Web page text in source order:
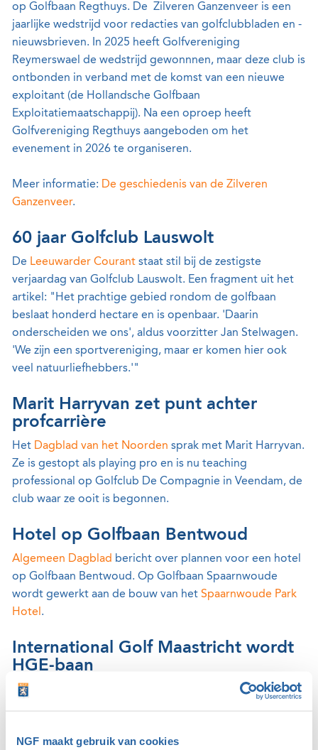
NGF maakt gebruik van cookies
op Golfbaan Regthuys. De Zilveren Ganzenveer is een
jaarlijke wedstrijd voor redacties van golfclubbladen en -
nieuwsbrieven. In 2025 heeft Golfvereniging
Reymerswael de wedstrijd gewonnnen, maar deze club is
ontbonden in verband met de komst van een nieuwe
exploitant (de Hollandsche Golfbaan
Exploitatiemaatschappij). Na een oproep heeft
Golfvereniging Regthuys aangeboden om het
evenement in 2026 te organiseren.
Meer informatie: De geschiedenis van de Zilveren
Ganzenveer.
60 jaar Golfclub Lauswolt
De Leeuwarder Courant staat stil bij de zestigste
verjaardag van Golfclub Lauswolt. Een fragment uit het
artikel: "Het prachtige gebied rondom de golfbaan
beslaat honderd hectare en is openbaar. 'Daarin
onderscheiden we ons', aldus voorzitter Jan Stelwagen.
'We zijn een sportvereniging, maar er komen hier ook
veel natuurliefhebbers.'"
Marit Harryvan zet punt achter
profcarrière
Het Dagblad van het Noorden sprak met Marit Harryvan.
Ze is gestopt als playing pro en is nu teaching
professional op Golfclub De Compagnie in Veendam, de
club waar ze ooit is begonnen.
Hotel op Golfbaan Bentwoud
Algemeen Dagblad bericht over plannen voor een hotel
op Golfbaan Bentwoud. Op Golfbaan Spaarnwoude
wordt gewerkt aan de bouw van het Spaarnwoude Park
Hotel .
International Golf Maastricht wordt
HGE-baan
De Hollandsche Golfbaan Exploitatiemaatschappij (HGE)
eenpersbericht. Hierdoor bestaat de HGE-groep nu uit